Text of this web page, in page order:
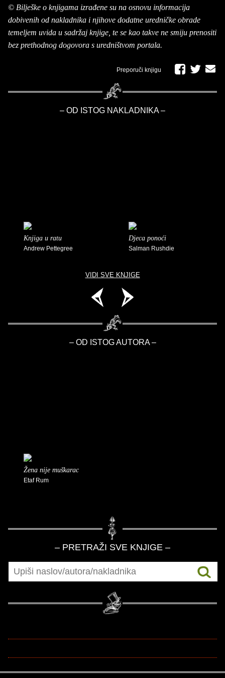
© Bilješke o knjigama izrađene su na osnovu informacija
dobivenih od nakladnika i njihove dodatne uredničke obrade
temeljem uvida u sadržaj knjige, te se kao takve ne smiju prenositi
bez prethodnog dogovora s uredništvom portala.
Preporuči knjigu
– OD ISTOG NAKLADNIKA –
Knjiga u ratu
Andrew Pettegree
Djeca ponoći
Salman Rushdie
VIDI SVE KNJIGE
– OD ISTOG AUTORA –
Žena nije muškarac
Etaf Rum
– PRETRAŽI SVE KNJIGE –